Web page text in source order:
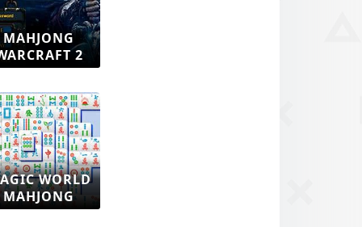
MAHJONG
2
WORLD
MAHJONG